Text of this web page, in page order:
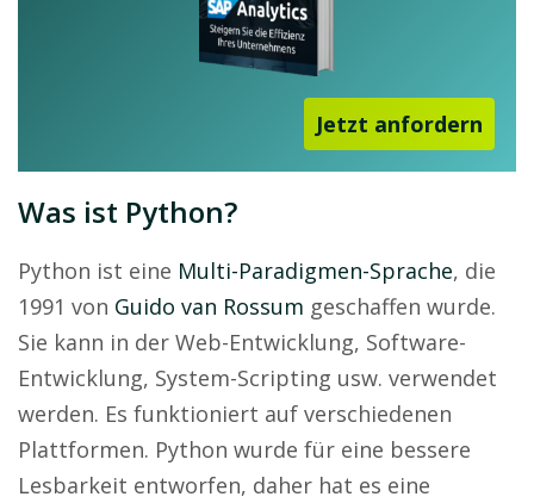
Jetzt anfordern
Was ist Python?
Python ist eine Multi-Paradigmen-Sprache, die
1991 von Guido van Rossum geschaffen wurde.
Sie kann in der Web-Entwicklung, Software-
Entwicklung, System-Scripting usw. verwendet
werden. Es funktioniert auf verschiedenen
Plattformen. Python wurde für eine bessere
Lesbarkeit entworfen, daher hat es eine